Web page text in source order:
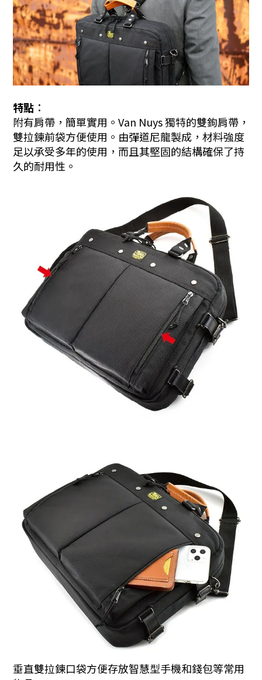
特點︰
附有肩帶，簡單實用。 Van Nuys 獨特的雙鉤肩帶，
雙拉鍊前袋方便使用。 由彈道尼龍製成，材料強度
足以承受多年的使用，而且其堅固的結構確保了持
久的耐用性。
垂直雙拉鍊口袋方便存放智慧型手機和錢包等常用